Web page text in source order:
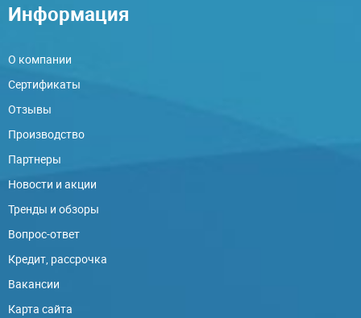
Информация
О компании
Сертификаты
Отзывы
Производство
Партнеры
Новости и акции
Тренды и обзоры
Вопрос-ответ
Кредит, рассрочка
Вакансии
Карта сайта